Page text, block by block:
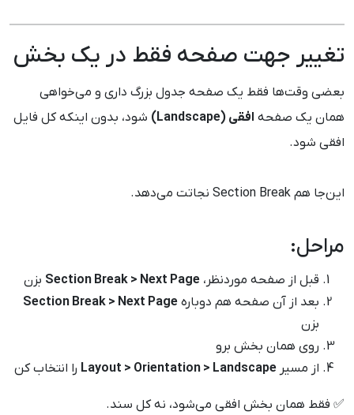
تغییر جهت صفحه فقط در یک بخش
بعضی وقت‌ها فقط یک صفحه جدول بزرگ داری و می‌خواهی
همان یک صفحه افقی (Landscape)
شود، بدون اینکه کل فایل
افقی شود.
این‌جا هم Section Break نجاتت می‌دهد.
مراحل:
قبل از صفحه موردنظر، Section Break > Next Page بزن
بعد از آن صفحه هم دوباره Section Break > Next Page
بزن
روی همان بخش برو
از مسیر Layout > Orientation > Landscape را انتخاب کن
✅ فقط همان بخش افقی می‌شود، نه کل سند.